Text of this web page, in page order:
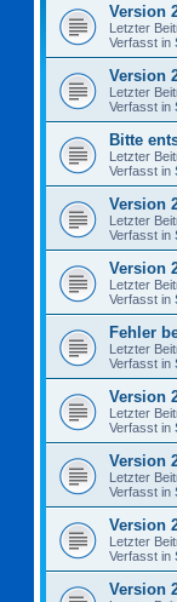
Version
Letzter
Verfasst in
Version
Letzter
Verfasst in
Bitte
Letzter
Verfasst in
Version
Letzter
Verfasst in
Version
Letzter
Verfasst in
Fehler
Letzter
Verfasst in
Version
Letzter
Verfasst in
Version
Letzter
Verfasst in
Version
Letzter
Verfasst in
Version